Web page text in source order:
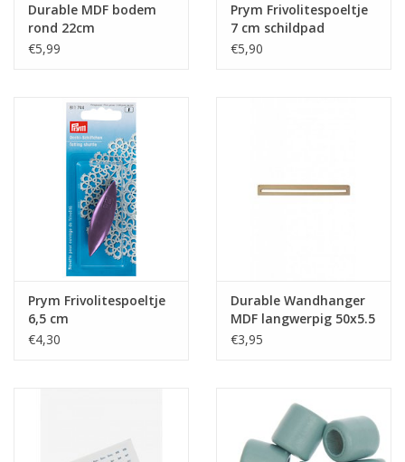
Durable MDF bodem
rond 22cm
€5,99
Prym Frivolitespoeltje
7 cm schildpad
€5,90
Prym Frivolitespoeltje
6,5 cm
€4,30
Durable Wandhanger
MDF langwerpig 50x5.5
€3,95